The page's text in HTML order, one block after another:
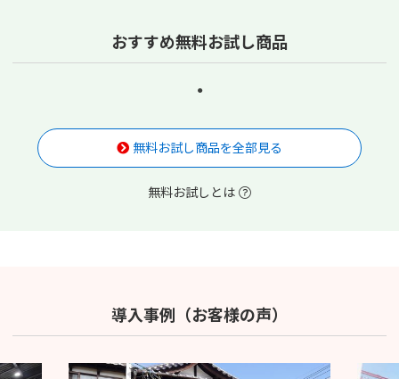
おすすめ無料お試し商品
無料お試し商品を全部見る
無料お試しとは
導入事例（お客様の声）